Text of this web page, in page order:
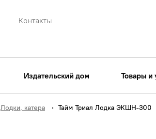
Контакты
Издательский дом Товары и
Лодки, катера Тайм Триал Лодка ЭКШН-300